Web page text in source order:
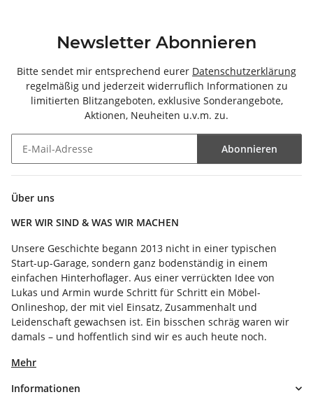
Newsletter Abonnieren
Bitte sendet mir entsprechend eurer Datenschutzerklärung
regelmäßig und jederzeit widerruflich Informationen zu
limitierten Blitzangeboten, exklusive Sonderangebote,
Aktionen, Neuheiten u.v.m. zu.
Abonnieren
Über uns
WER WIR SIND & WAS WIR MACHEN
Unsere Geschichte begann 2013 nicht in einer typischen
Start-up-Garage, sondern ganz bodenständig in einem
einfachen Hinterhoflager. Aus einer verrückten Idee von
Lukas und Armin wurde Schritt für Schritt ein Möbel-
Onlineshop, der mit viel Einsatz, Zusammenhalt und
Leidenschaft gewachsen ist. Ein bisschen schräg waren wir
damals – und hoffentlich sind wir es auch heute noch.
Mehr
Informationen